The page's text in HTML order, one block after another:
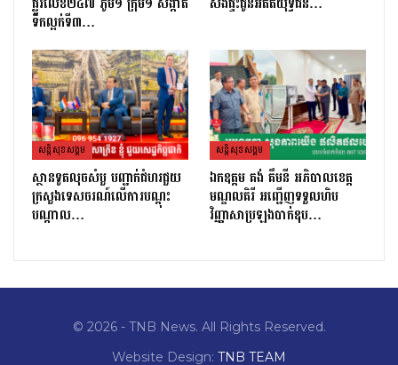
ទឹកល្អក់ទី៣…
សន្តិសុខសង្គម
ស្ថានទូតលុចសំបួ បញ្ជាក់ជំហរជួយ
ក្រសួងទេសចរណ៍លើការបណ្តុះ
បណ្តាល…
សន្តិសុខសង្គម
ឯកឧត្តម គង់ គឹមនី អភិបាលខេត្ត
មណ្ឌលគិរី អញ្ជើញទទួលហិប
វិញ្ញាសាប្រឡងបាក់ឌុប…
© 2026 - TNB News. All Rights Reserved.
Website Design: TNB TEAM